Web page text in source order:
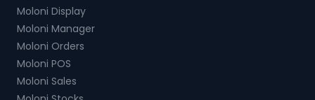
Moloni Display
Moloni Manager
Moloni Orders
Moloni POS
Moloni Sales